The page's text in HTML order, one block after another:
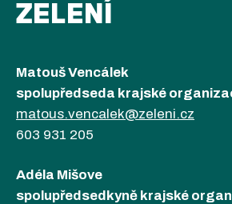
ZELENÍ
Matouš Vencálek
spolupředseda krajské
matous.vencalek@zeleni.cz
603 931 205
Adéla Mišove
spolupředsedkyně krajské